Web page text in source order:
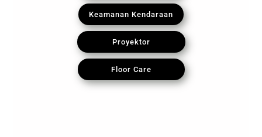
Keamanan Kendaraan
Proyektor
Floor Care